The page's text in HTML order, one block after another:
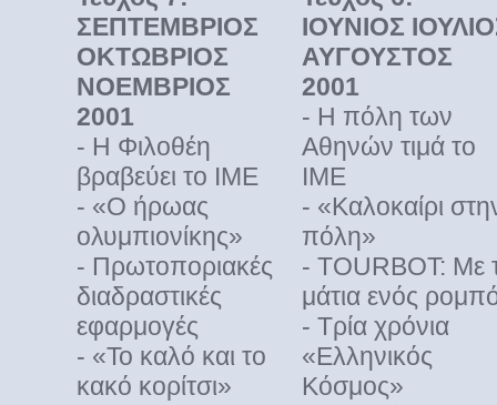
ΣΕΠΤΕΜΒΡΙΟΣ
ΟΚΤΩΒΡΙΟΣ
ΝΟΕΜΒΡΙΟΣ
2001
- Η Φιλοθέη
βραβεύει το ΙΜΕ
- «Ο ήρωας
ολυμπιονίκης»
- Πρωτοποριακές
διαδραστικές
εφαρμογές
- «Το καλό και το
κακό κορίτσι»
ΙΟΥΝΙΟΣ
ΑΥΓΟΥΣΤΟΣ
2001
- H πόλη των
Aθηνών τιμά το
IME
- «Kαλοκαίρι
πόλη»
- TOURBOT: Mε
μάτια ενός
- Tρία χρόνια
«Eλληνικός
Kόσμος»